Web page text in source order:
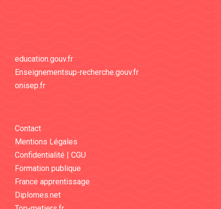
education.gouv.fr
Enseignementsup-recherche.gouv.fr
onisep.fr
Contact
Mentions Légales
Confidentialité | CGU
Formation publique
France apprentissage
Diplomes.net